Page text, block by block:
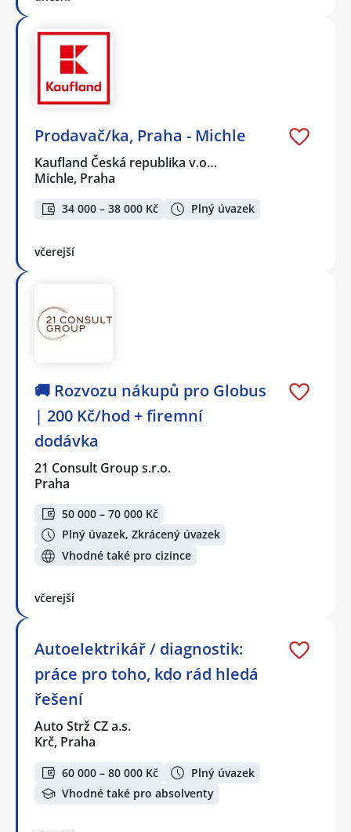
Prodavač/ka, Praha - Michle
Kaufland Česká republika v.o…
Michle, Praha
34 000 – 38 000 Kč Plný úvazek
včerejší
🚚 Rozvozu nákupů pro Globus
| 200 Kč/hod + firemní
dodávka
21 Consult Group s.r.o.
Praha
50 000 – 70 000 Kč
Plný úvazek, Zkrácený úvazek
Vhodné také pro cizince
včerejší
Autoelektrikář / diagnostik:
práce pro toho, kdo rád hledá
řešení
Auto Strž CZ a.s.
Krč, Praha
60 000 – 80 000 Kč
Plný úvazek
Vhodné také pro absolventy